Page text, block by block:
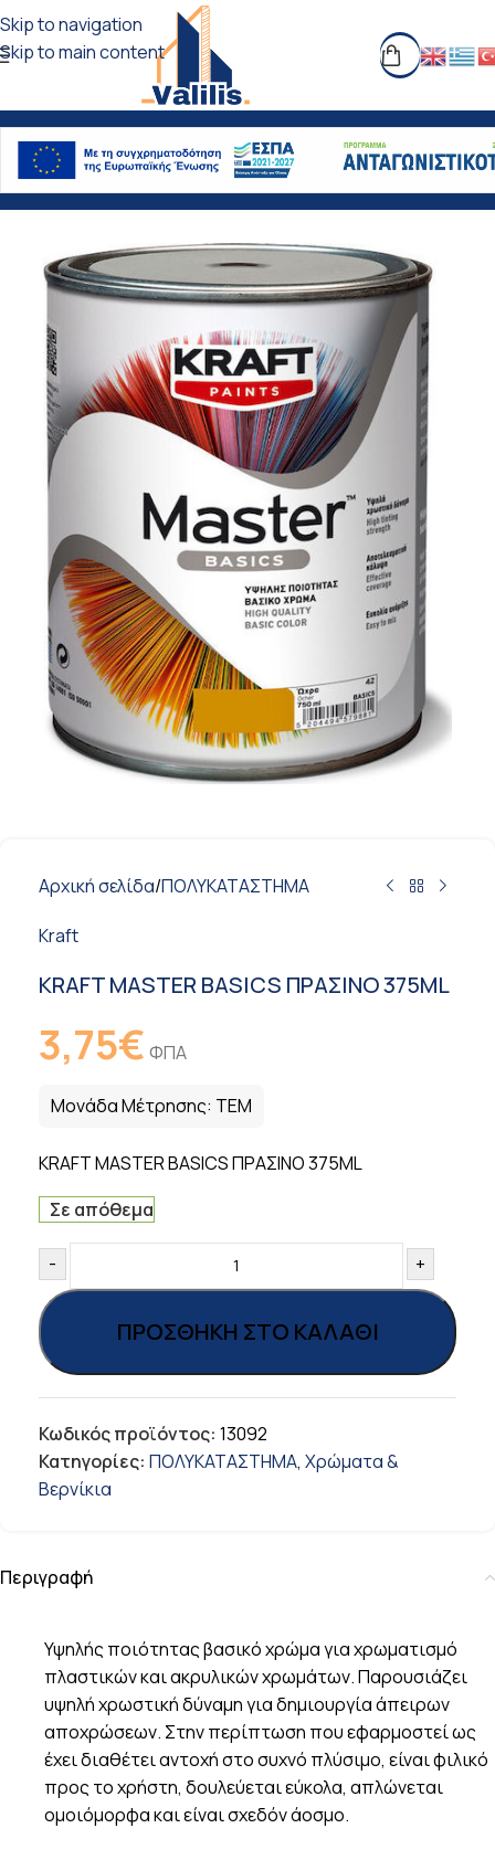
Skip to navigation
Skip to main content
Αρχική σελίδα/ΠΟΛΥΚΑΤΑΣΤΗΜΑ
Kraft
KRAFT MASTER BASICS ΠΡΑΣΙΝΟ 375ML
3,75€ ΦΠΑ
Μονάδα Μέτρησης: ΤΕΜ
KRAFT MASTER BASICS ΠΡΑΣΙΝΟ 375ML
Σε απόθεμα
- +
ΠΡΟΣΘΉΚΗ ΣΤΟ ΚΑΛΆΘΙ
Κωδικός προϊόντος: 13092
Κατηγορίες: ΠΟΛΥΚΑΤΑΣΤΗΜΑ, Χρώματα &
Βερνίκια
Περιγραφή
Υψηλής ποιότητας βασικό χρώμα για χρωματισμό
πλαστικών και ακρυλικών χρωμάτων. Παρουσιάζει
υψηλή χρωστική δύναμη για δημιουργία άπειρων
αποχρώσεων. Στην περίπτωση που εφαρμοστεί ως
έχει διαθέτει αντοχή στο συχνό πλύσιμο, είναι φιλικό
προς το χρήστη, δουλεύεται εύκολα, απλώνεται
ομοιόμορφα και είναι σχεδόν άοσμο.